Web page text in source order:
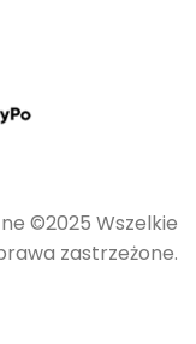
©2025 Wszelkie
zastrzeżone.